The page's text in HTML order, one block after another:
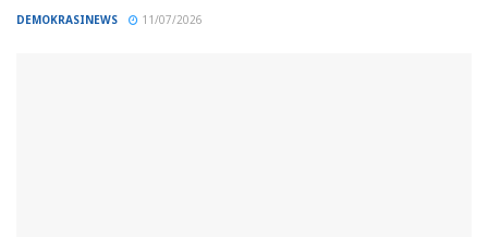
DEMOKRASINEWS 11/07/2026